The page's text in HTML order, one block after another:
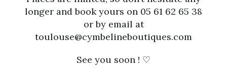
longer and book yours on 05 61 62 65 38
or by email at
toulouse@cymbelineboutiques.com
See you soon ! ♡